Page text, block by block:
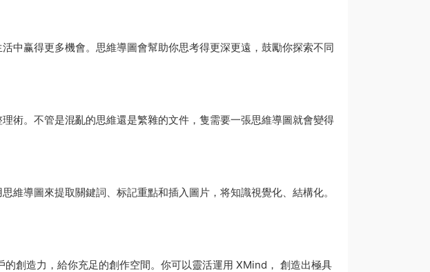
中赢得更多機會。思維導圖會幫助你思考得更深更遠，鼓勵你探索不同
術。不管是混亂的思維還是繁雜的文件，隻需要一張思維導圖就會變得
維導圖來提取關鍵詞、标記重點和插入圖片，将知識視覺化、結構化。
創造力，給你充足的創作空間。你可以靈活運用 XMind， 創造出極具